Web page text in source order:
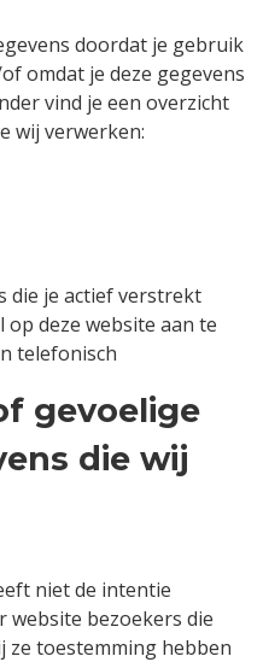
doordat je gebruik
omdat je deze gegevens
vind je een overzicht
wij verwerken:
die je actief verstrekt
deze website aan te
telefonisch
gevoelige
die wij
niet de intentie
website bezoekers die
ze toestemming hebben